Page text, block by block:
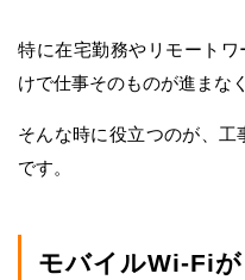
特に在宅勤務やリモート
けで仕事そのものが進まな
そんな時に役立つのが、
です。
モバイルWi-Fi